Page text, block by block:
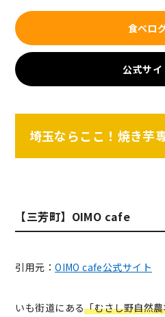
食べロ
公式サイ
埼玉ならここ！焼き芋
【三芳町】OIMO cafe
引用元：OIMO cafe公式サイト
いも街道にある「むさし野自然